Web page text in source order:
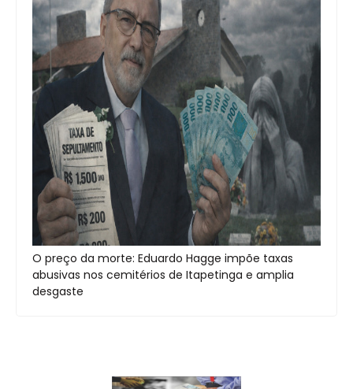
O preço da morte: Eduardo Hagge impõe taxas
abusivas nos cemitérios de Itapetinga e amplia
desgaste